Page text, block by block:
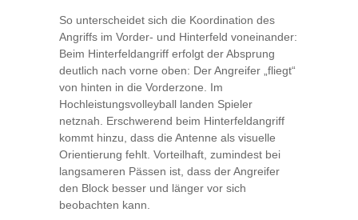
So unterscheidet sich die Koordination des
Angriffs im Vorder- und Hinterfeld voneinander:
Beim Hinterfeldangriff erfolgt der Absprung
deutlich nach vorne oben: Der Angreifer „fliegt“
von hinten in die Vorderzone. Im
Hochleistungsvolleyball landen Spieler
netznah. Erschwerend beim Hinterfeldangriff
kommt hinzu, dass die Antenne als visuelle
Orientierung fehlt. Vorteilhaft, zumindest bei
langsameren Pässen ist, dass der Angreifer
den Block besser und länger vor sich
beobachten kann.